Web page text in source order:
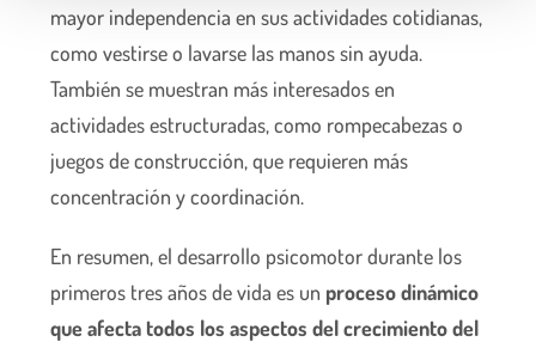
mayor independencia en sus actividades cotidianas,
como vestirse o lavarse las manos sin ayuda.
También se muestran más interesados en
actividades estructuradas, como rompecabezas o
juegos de construcción, que requieren más
concentración y coordinación.
En resumen, el desarrollo psicomotor durante los
primeros tres años de vida es un proceso dinámico
que afecta todos los aspectos del crecimiento del